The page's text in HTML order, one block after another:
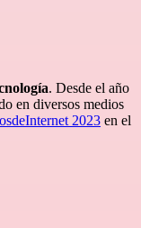
. Desde el año
en diversos medios
2023 en el